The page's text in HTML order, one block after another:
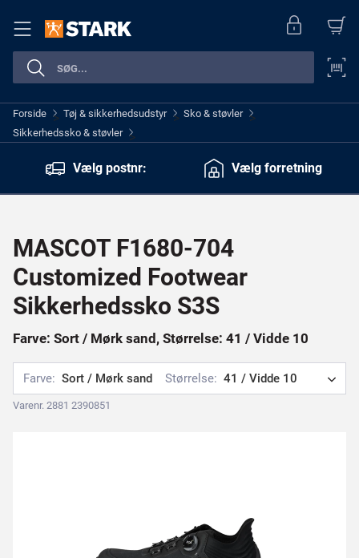
Forside > Tøj & sikkerhedsudstyr > Sko & støvler >
Sikkerhedssko & støvler >
Vælg postnr:
Vælg forretning
MASCOT F1680-704
Customized Footwear
Sikkerhedssko S3S
Farve: Sort / Mørk sand, Størrelse: 41 / Vidde 10
Farve: Sort / Mørk sand Størrelse: 41 / Vidde 10
Varenr. 2881 2390851